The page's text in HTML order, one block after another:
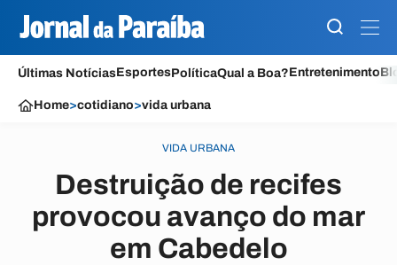
Últimas NotíciasEsportesPolíticaQual a Boa?Entretenimento
Home>cotidiano>vida urbana
VIDA URBANA
Destruição de recifes
provocou avanço do mar
em Cabedelo